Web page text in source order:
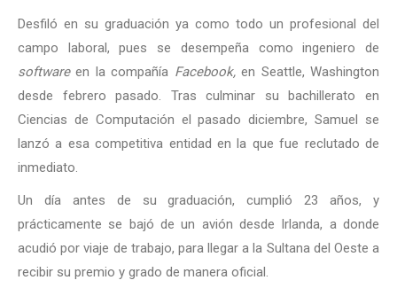
Desfiló en su graduación ya como todo un profesional del
campo laboral, pues se desempeña como ingeniero de
softwareen la compañía Facebook,en Seattle, Washington
desde febrero pasado. Tras culminar su bachillerato en
Ciencias de Computación el pasado diciembre, Samuel se
lanzó a esa competitiva entidad en la que fue reclutado de
inmediato.
Un día antes de su graduación, cumplió 23 años, y
prácticamente se bajó de un avión desde Irlanda, a donde
acudió por viaje de trabajo, para llegar a la Sultana del Oeste a
recibir su premio y grado de manera oficial.